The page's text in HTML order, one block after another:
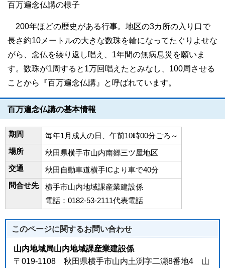
百万遍念仏講の様子
200年ほどの歴史がある行事。地区の3カ所の入り口で
長さ約10メートルの大きな数珠を輪になってたぐりよせな
がら、念仏を繰り返し唱え、1年間の無病息災を願いま
す。数珠が1周すると1万回唱えたとみなし、100周させる
ことから『百万遍念仏講』と呼ばれています。
百万遍念仏講の基本情報
期間
毎年1月成人の日、午前10時00分ごろ～
場所
秋田県横手市山内南郷三ツ屋地区
交通
秋田自動車道横手ICより車で40分
問合せ先
横手市山内地域課産業建設係
電話：0182-53-2111代表電話
このページに関するお問い合わせ
山内地域局山内地域課産業建設係
〒019-1108 秋田県横手市山内土渕字二瀬8番地4 山